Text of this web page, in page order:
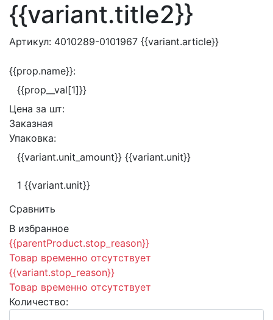
{{variant.title2}}
Артикул: 4010289-0101967 {{variant.article}}
{{prop.name}}:
{{prop__val[1]}}
Цена за шт:
Заказная
Упаковка:
{{variant.unit_amount}} {{variant.unit}}
1 {{variant.unit}}
Сравнить
В избранное
{{parentProduct.stop_reason}}
Товар временно отсутствует
{{variant.stop_reason}}
Товар временно отсутствует
Количество: